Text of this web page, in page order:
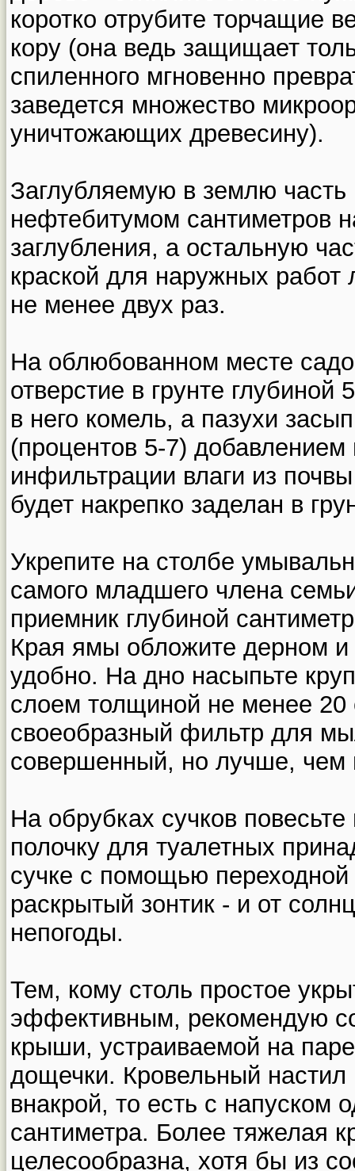
коротко отрубите торчащие
кору (она ведь защищает
спиленного мгновенно
заведется множество
уничтожающих древесину).
Заглубляемую в землю
нефтебитумом сантиметров
заглубления, а остальную
краской для наружных работ
не менее двух раз.
На облюбованном месте
отверстие в грунте глубиной
в него комель, а пазухи
(процентов 5-7)
инфильтрации влаги из
будет накрепко заделан в
Укрепите на столбе
самого младшего члена
приемник глубиной
Края ямы обложите дерном и
удобно. На дно насыпьте
слоем толщиной не менее 20
своеобразный фильтр для
совершенный, но лучше, чем
На обрубках сучков
полочку для туалетных
сучке с помощью переходной
раскрытый зонтик - и от
непогоды.
Тем, кому столь простое
эффективным, рекомендую
крыши, устраиваемой на
дощечки. Кровельный настил
внакрой, то есть с напуском
сантиметра. Более тяжелая
целесообразна, хотя бы из